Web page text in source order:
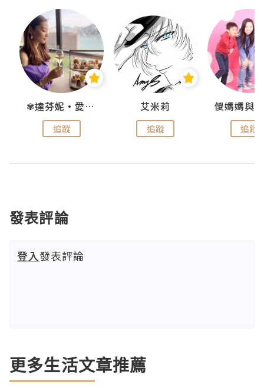
✾達芬妮•愛孩子•愛生活✾
追蹤
艾米莉
追蹤 追蹤
發表評論
登入發表評論
更多生活文章推薦